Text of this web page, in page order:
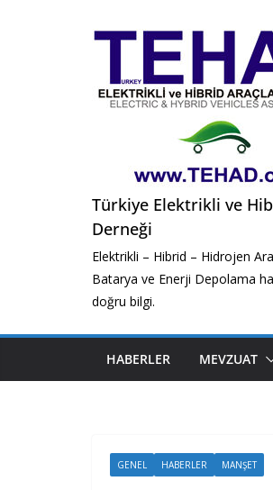
Türkiye Elektrikli ve
Derneği
Elektrikli – Hibrid – Hidrojen
Batarya ve Enerji Depolama
doğru bilgi.
HABERLER MEVZUAT
GENEL HABERLER MANŞET